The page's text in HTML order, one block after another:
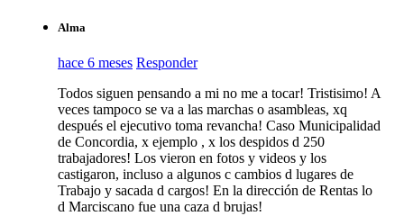
Alma
hace 6 meses Responder
Todos siguen pensando a mi no me a tocar! Tristisimo! A
veces tampoco se va a las marchas o asambleas, xq
después el ejecutivo toma revancha! Caso Municipalidad
de Concordia, x ejemplo , x los despidos d 250
trabajadores! Los vieron en fotos y videos y los
castigaron, incluso a algunos c cambios d lugares de
Trabajo y sacada d cargos! En la dirección de Rentas lo
d Marciscano fue una caza d brujas!